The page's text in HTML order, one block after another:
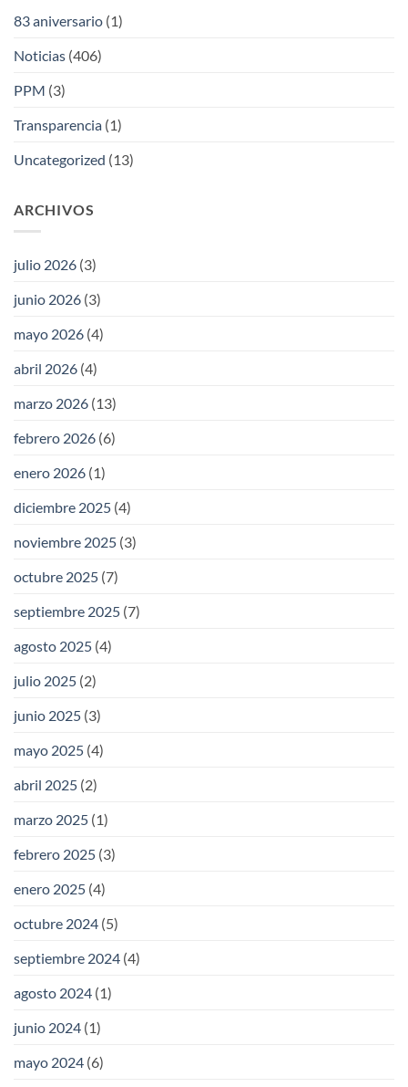
83 aniversario (1)
Noticias (406)
PPM (3)
Transparencia (1)
Uncategorized (13)
ARCHIVOS
julio 2026 (3)
junio 2026 (3)
mayo 2026 (4)
abril 2026 (4)
marzo 2026 (13)
febrero 2026 (6)
enero 2026 (1)
diciembre 2025 (4)
noviembre 2025 (3)
octubre 2025 (7)
septiembre 2025 (7)
agosto 2025 (4)
julio 2025 (2)
junio 2025 (3)
mayo 2025 (4)
abril 2025 (2)
marzo 2025 (1)
febrero 2025 (3)
enero 2025 (4)
octubre 2024 (5)
septiembre 2024 (4)
agosto 2024 (1)
junio 2024 (1)
mayo 2024 (6)